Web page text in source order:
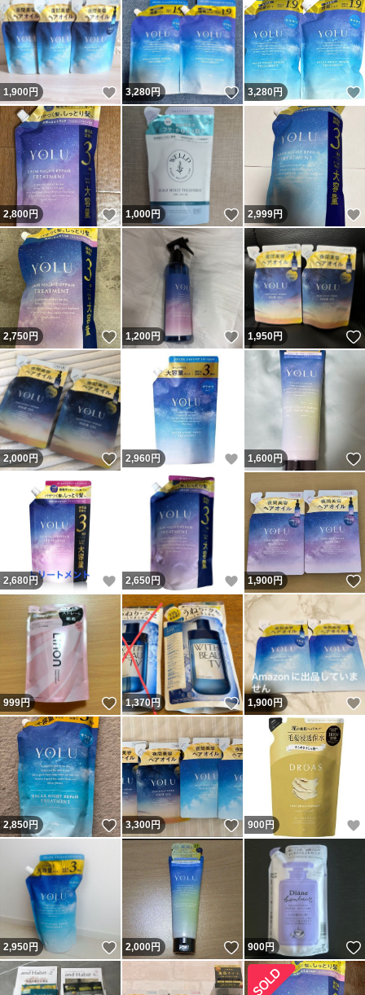
1,900円 いいね！
3,280円 いいね！
3,280円
2,800円 いいね！
1,000円 いいね！
2,999円
2,750円 いいね！
1,200円 いいね！
1,950円
2,000円 いいね！
2,960 円 いいね！
1,600円
2,680 円 いいね！
2,650円 いいね！
1,900円
999円 いいね！
1,370円 いいね！
1,900円
2,850円 いいね！
3,300円 いいね！
900 円
2,950円 いいね！
2,000円 いいね！
900円